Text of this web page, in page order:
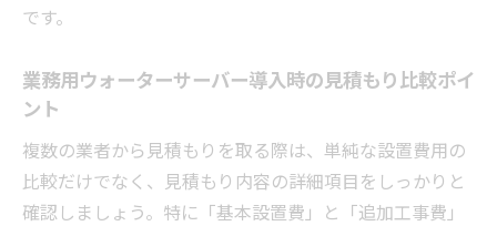
バー解約費用
条件
本当にお得？炭酸水業務用ウォーターサーバー
の落とし穴
です。
業務用ウォーターサーバー導入時の見積もり比較ポイ
ント
複数の業者から見積もりを取る際は、単純な設置費用の
比較だけでなく、見積もり内容の詳細項目をしっかりと
確認しましょう。特に「基本設置費」と「追加工事費」